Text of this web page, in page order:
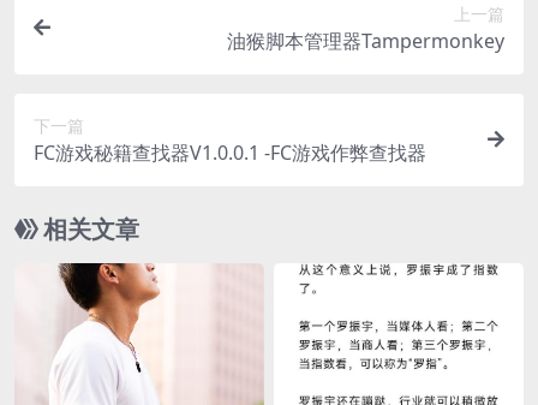
上一篇
油猴脚本管理器Tampermonkey
下一篇
FC游戏秘籍查找器V1.0.0.1 -FC游戏作弊查找器
相关文章